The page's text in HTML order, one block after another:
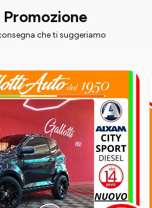
che ti suggeriamo